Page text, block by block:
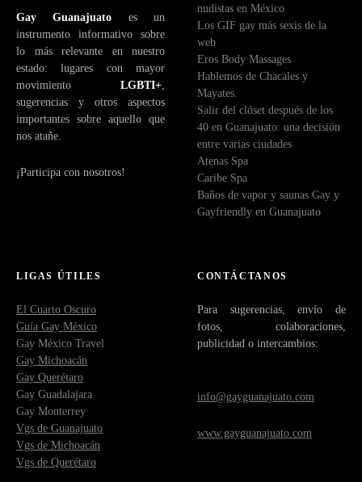
Gay Guanajuato es un
instrumento informativo sobre
lo más relevante en nuestro
estado: lugares con mayor
movimiento LGBTI+
sugerencias y otros aspectos
importantes sobre aquello que
nos atañe.
¡Participa con nosotros!
nudistas en México
Los GIF gay más sexis de la
web
Eros Body Massages
Hablemos de Chacales y
Mayates.
Salir del clóset después de los
40 en Guanajuato: una decisión
entre varias ciudades
Atenas Spa
Caribe Spa
Baños de vapor y saunas Gay y
Gayfriendly en Guanajuato
LIGAS ÚTILES
El Cuarto Oscuro
Guía Gay México
Gay México Travel
Gay Michoacán
Gay Querétaro
Gay Guadalajara
Gay Monterrey
Vgs de Guanajuato
Vgs de Michoacán
Vgs de Querétaro
CONTÁCTANOS
Para sugerencias, envío de
fotos, colaboraciones,
publicidad o intercambios:
info@gayguanajuato.com
www.gayguanajuato.com